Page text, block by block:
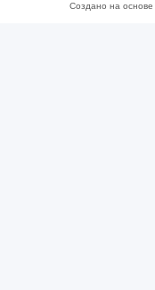
Создано на основе